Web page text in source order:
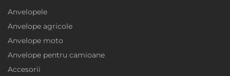
Anvelopele
Anvelope agricole
Anvelope moto
Anvelope pentru camioane
Accesorii